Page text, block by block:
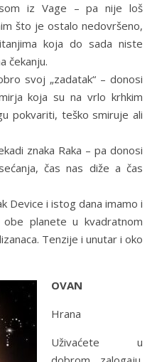
iz Vage – pa nije loš
što je ostalo nedovršeno,
koja do sada niste
čekanju.
svoj „zadatak“ – donosi
koja su na vrlo krhkim
pokvariti, teško smiruje ali
znaka Raka – pa donosi
čas nas diže a čas
Device i istog dana imamo i
planete u kvadratnom
Tenzije i unutar i oko
OVAN
Hrana
Uživaćete u